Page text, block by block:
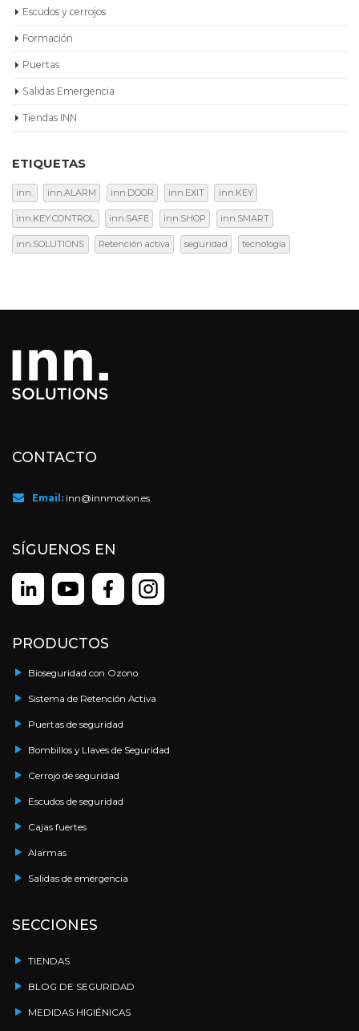
Escudos y cerrojos
Formación
Puertas
Salidas Emergencia
Tiendas INN
ETIQUETAS
inn. inn.ALARM inn.DOOR inn.EXIT inn.KEY
inn.KEY.CONTROL inn.SAFE inn.SHOP inn.SMART
inn.SOLUTIONS Retención activa seguridad tecnología
CONTACTO
Email: inn@innmotion.es
SÍGUENOS EN
PRODUCTOS
Bioseguridad con Ozono
Sistema de Retención Activa
Puertas de seguridad
Bombillos y Llaves de Seguridad
Cerrojo de seguridad
Escudos de seguridad
Cajas fuertes
Alarmas
Salidas de emergencia
SECCIONES
TIENDAS
BLOG DE SEGURIDAD
MEDIDAS HIGIÉNICAS